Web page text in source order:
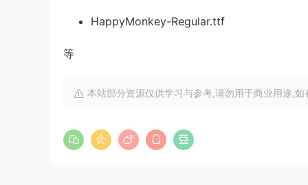
HappyMonkey-Regular.ttf
等
本站部分资源仅供学习与参考,请勿用于商业用途,